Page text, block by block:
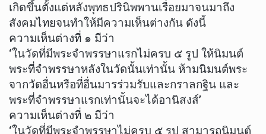
เกิดขึ้นตั้งแต่หลังพุทธปรินิพพานเรื่อยมาจนมาถึง
สังคมไทยจนทำให้มีความเห็นต่างกัน ดังนี้
ความเห็นต่างที่ ๑ มีว่า
‘ในวัดที่มีพระจำพรรษาแรกไม่ครบ ๕ รูป ให้นิมนต์
พระที่จำพรรษาหลังในวัดนั้นเท่านั้น ห้ามนิมนต์พระ
จากวัดอื่นหรือที่อื่นมารร่วมรับและกราลกฐิน และ
พระที่จำพรรษาแรกเท่านั้นจะได้อานิสงส์’
ความเห็นต่างที่ ๒ มีว่า
‘ในวัดที่มีพระจำพรรษาไม่ครบ ๕ รูป สามารถนิมนต์